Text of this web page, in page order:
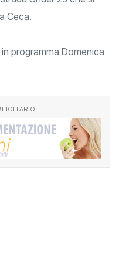
Ceca.
programma Domenica